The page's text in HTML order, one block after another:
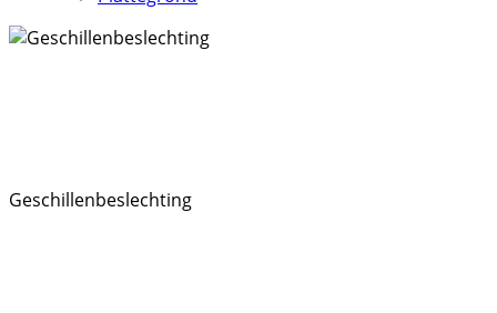
Geschillenbeslechting